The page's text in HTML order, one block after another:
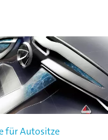
für Autositze